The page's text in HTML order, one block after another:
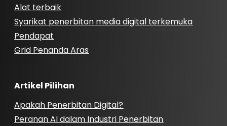
Alat terbaik
Syarikat penerbitan media digital terkemuka
Pendapat
Grid Penanda Aras
Artikel Pilihan
Apakah Penerbitan Digital?
Peranan AI dalam Industri Penerbitan